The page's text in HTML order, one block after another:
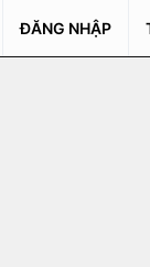
ĐĂNG NHẬP